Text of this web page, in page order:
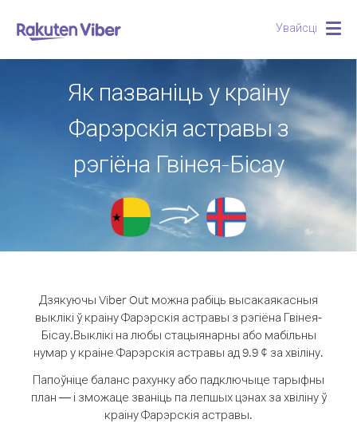
Увайсці
Як пазваніць у краіну
Фарэрскія астравы з
рэгіёна Гвінея-Бісау
Дзякуючы Viber Out можна рабіць высакаякасныя
выклікі ў краіну Фарэрскія астравы з рэгіёна Гвінея-
Бісау.Выклікі на любы стацыянарны або мабільны
нумар у краіне Фарэрскія астравы ад 9.9 ¢ за хвіліну.
Папоўніце баланс рахунку або падключыце тарыфны
план — і зможаце званіць па лепшых цэнах за хвіліну ў
краіну Фарэрскія астравы.